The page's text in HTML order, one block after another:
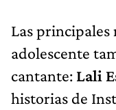
Las principales
adolescente
cantante: Lali
historias de